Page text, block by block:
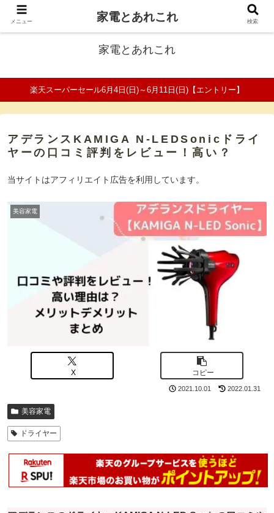
ファミリーの家電口コミ＆比較サイト
家電とあれこれ
楽天スーパーセール6月4日(日)～6月11日(日)【エントリー】
アデランスKAMIGA N-LEDSonicドライ
ヤーの口コミ評判をレビュー！高い？
当サイトはアフィリエイト広告を利用しています。
美容家電
X コピー
2021.10.01 2022.01.31
美容家電
ドライヤー
メニュー 家電とあれこれ 検索